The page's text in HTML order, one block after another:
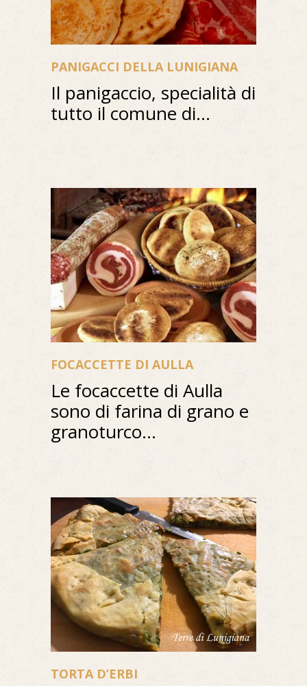
PANIGACCI DELLA LUNIGIANA
Il panigaccio, specialità di
tutto il comune di...
FOCACCETTE DI AULLA
Le focaccette di Aulla
sono di farina di grano e
granoturco...
TORTA D’ERBI